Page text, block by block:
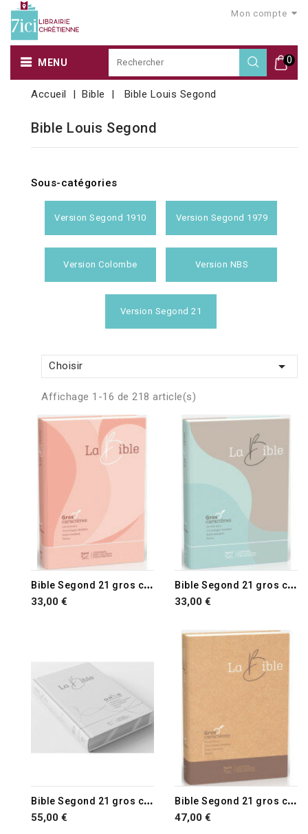
Mon compte
0
MENU
Accueil Bible Bible Louis Segond
Bible Louis Segond
Sous-catégories
Version Segond 1910 Version Segond 1979
Version Colombe Version NBS
Version Segond 21
Choisir 
Affichage 1-16 de 218 article(s)
B
ible Segond 21 gros caractères
33,00 €
B
ible Segond 21 gros caractères
33,00 €
B
ible Segond 21 gros caractères
55,00 €
B
ible Segond 21 gros caractères
47,00 €